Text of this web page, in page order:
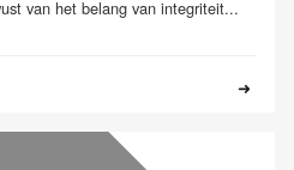
van het belang van integriteit...